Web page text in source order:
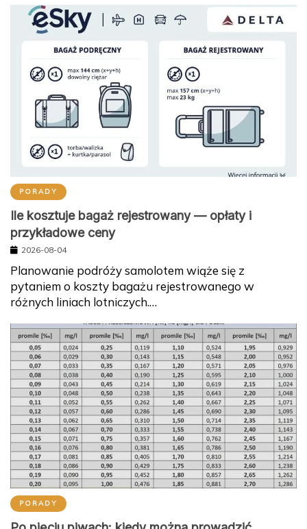
PORADY
Ile kosztuje bagaż rejestrowany — opłaty i
przykładowe ceny
2026-08-04
Planowanie podróży samolotem wiąże się z
pytaniem o koszty bagażu rejestrowanego w
różnych liniach lotniczych.…
PORADY